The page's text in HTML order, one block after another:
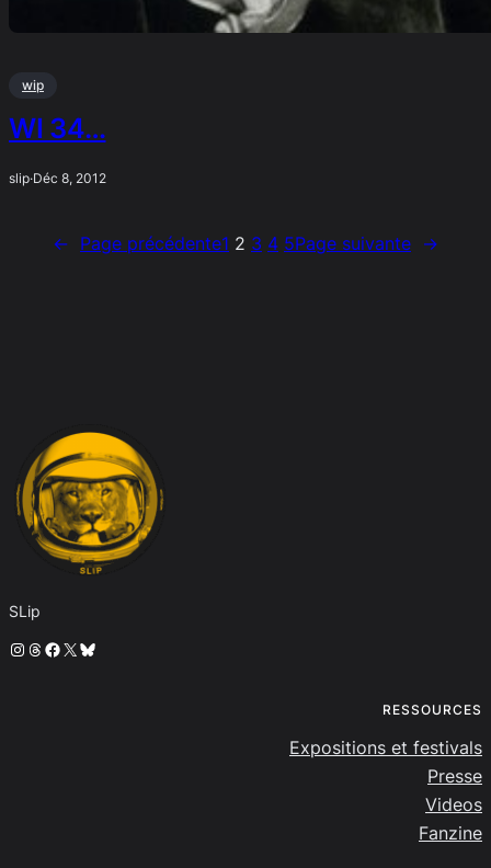
wip
WI 34…
slip·Déc 8, 2012
← Page précédente1 2 3 4 5Page suivante →
SLip
Instagram
Threads
Facebook
X Bluesky
RESSOURCES
Expositions et festivals
Presse
Videos
Fanzine